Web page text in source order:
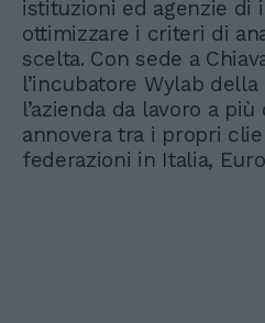
istituzioni ed agenzie di
ottimizzare i criteri di
scelta. Con sede a
l’incubatore Wylab
l’azienda da lavoro a
annovera tra i propri
federazioni in Italia,